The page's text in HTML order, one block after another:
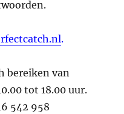
.
bereiken van
tot 18.00 uur.
542 958